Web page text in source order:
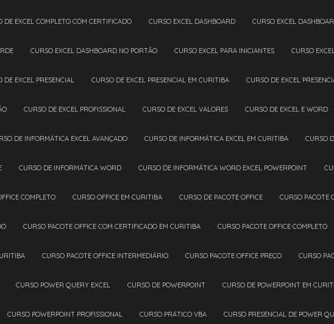
DE EXCEL COMPLETO COM CERTIFICADO CURSO EXCEL DASHBOARD CURSO EXCEL
CURSO EXCEL DASHBOARD NO PORTÃO CURSO EXCEL PARA INICIANTES CURSO
DE EXCEL PRESENCIAL CURSO DE EXCEL PRESENCIAL EM CURITIBA CURSO DE EXCEL
CURSO DE EXCEL PROFISSIONAL CURSO DE EXCEL VALORES CURSO DE EXCEL E WORD
DE INFORMÁTICA EXCEL AVANÇADO CURSO DE INFORMÁTICA EXCEL EM CURITIBA CURSO
CURSO DE INFORMÁTICA WORD CURSO DE INFORMÁTICA WORD EXCEL POWERPOINT
COMPLETO CURSO OFFICE EM CURITIBA CURSO DE PACOTE OFFICE CURSO PACOTE
CURSO PACOTE OFFICE COM CERTIFICADO EM CURITIBA CURSO PACOTE OFFICE COMPLETO
CURSO PACOTE OFFICE INTERMEDIÁRIO CURSO PACOTE OFFICE PREÇO CURSO
CURSO POWER QUERY EXCEL CURSO DE POWERPOINT CURSO DE POWERPOINT EM
CURSO POWERPOINT PROFISSIONAL CURSO PRÁTICO VBA CURSO PRESENCIAL DE POWER